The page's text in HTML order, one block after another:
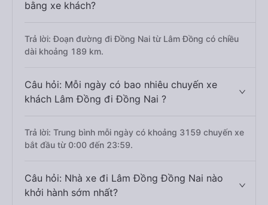
bằng xe khách?
Trả lời: Đoạn đường đi Đồng Nai từ Lâm Đồng có chiều
dài khoảng 189 km.
Câu hỏi: Mỗi ngày có bao nhiêu chuyến xe
khách Lâm Đồng đi Đồng Nai ?
Trả lời: Trung bình mỗi ngày có khoảng 3159 chuyến xe
bắt đầu từ 0:00 đến 23:59.
Câu hỏi: Nhà xe đi Lâm Đồng Đồng Nai nào
khởi hành sớm nhất?